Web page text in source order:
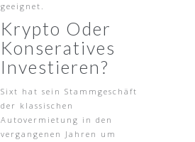
geeignet.
Krypto Oder
Konseratives
Investieren?
Sixt hat sein Stammgeschäft
der klassischen
Autovermietung in den
vergangenen Jahren um